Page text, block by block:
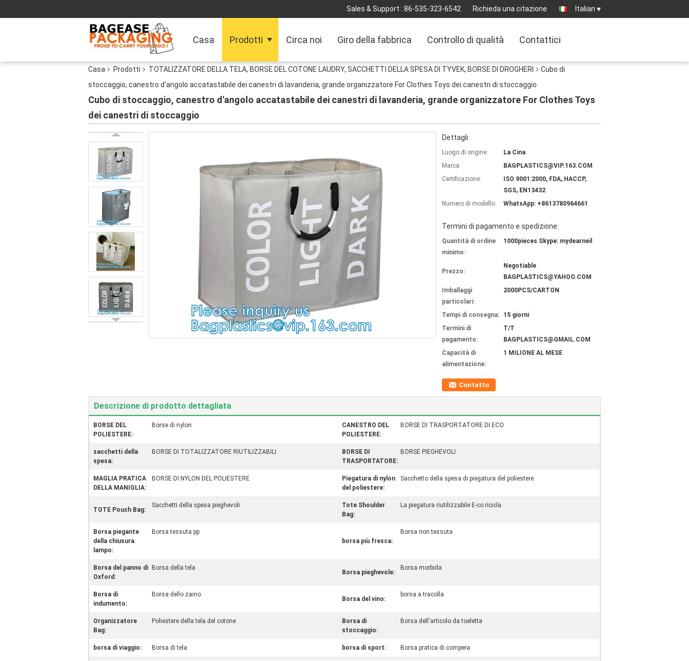
Sales & Support : 86-535-323-6542 Richieda una citazione Italian
Casa Prodotti Circa noi Giro della fabbrica Controllo di qualità Contattici
Casa Prodotti TOTALIZZATORE DELLA TELA, BORSE DEL COTONE LAUDRY, SACCHETTI DELLA SPESA DI TYVEK, BORSE DI DROGHERI
Cubo di
stoccaggio, canestro d'angolo accatastabile dei canestri di lavanderia, grande organizzatore For Clothes Toys dei canestri di stoccaggio
Cubo di stoccaggio, canestro d'angolo accatastabile dei canestri di lavanderia, grande organizzatore For Clothes Toys
dei canestri di stoccaggio
Dettagli:
Luogo di origine:
La Cina
Marca:
BAGPLASTICS@VIP.163.COM
Certificazione:
ISO 9001:2000, FDA, HACCP,
SGS, EN13432
Numero di modello:
WhatsApp: +8613780964661
Termini di pagamento e spedizione:
Quantità di ordine
minimo:
1000pieces Skype: mydearneil
Prezzo:
Negotiable
BAGPLASTICS@YAHOO.COM
Imballaggi
particolari:
2000PCS/CARTON
Tempi di consegna:
15 giorni
Termini di
pagamento:
T/T
BAGPLASTICS@GMAIL.COM
Capacità di
alimentazione:
1 MILIONE AL MESE
Contatto
Descrizione di prodotto dettagliata
BORSE DEL
POLIESTERE:
Borse di nylon
CANESTRO DEL
POLIESTERE:
BORSE DI TRASPORTATORE DI ECO
sacchetti della
spesa:
BORSE DI TOTALIZZATORE RIUTILIZZABILI
BORSE DI
TRASPORTATORE:
BORSE PIEGHEVOLI
MAGLIA PRATICA
DELLA MANIGLIA:
BORSE DI NYLON DEL POLIESTERE
Piegatura di nylon
del poliestere:
Sacchetto della spesa di piegatura del poliestere
TOTE Pouch Bag:
Sacchetti della spesa pieghevoli
Tote Shoulder
Bag:
La piegatura riutilizzabile E-co ricicla
Borsa piegante
della chiusura
lampo:
Borsa tessuta pp
borsa più fresca:
Borsa non tessuta
Borsa del panno di
Oxford:
Borsa della tela
Borsa pieghevole:
Borsa morbida
Borsa di
indumento:
Borsa dello zaino
Borsa del vino:
borsa a tracolla
Organizzatore
Bag:
Poliestere della tela del cotone
Borsa di
stoccaggio:
Borsa dell'articolo da toeletta
borsa di viaggio: Borsa di tela borsa di sport: Borsa pratica di compera